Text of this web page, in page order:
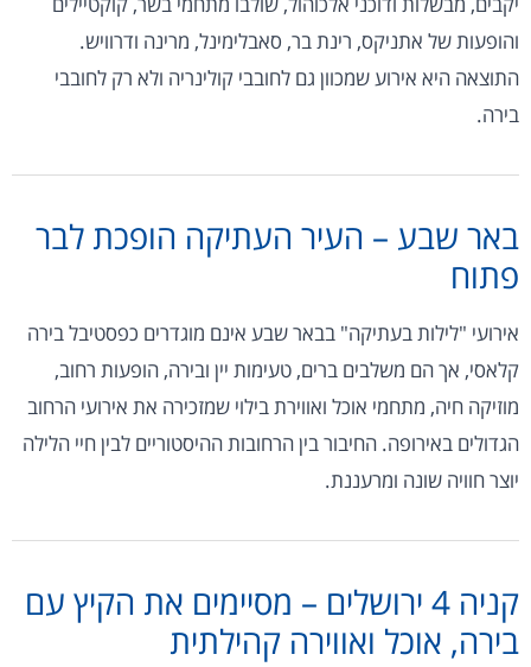
והופעות של אתניקס, רינת בר, סאבלימינל, מרינה ודרוויש.
התוצאה היא אירוע שמכוון גם לחובבי קולינריה ולא רק לחובבי
בירה.
באר שבע – העיר העתיקה הופכת לבר
פתוח
אירועי "לילות בעתיקה" בבאר שבע אינם מוגדרים כפסטיבל בירה
קלאסי, אך הם משלבים ברים, טעימות יין ובירה, הופעות רחוב,
מוזיקה חיה, מתחמי אוכל ואווירת בילוי שמזכירה את אירועי הרחוב
הגדולים באירופה. החיבור בין הרחובות ההיסטוריים לבין חיי הלילה
יוצר חוויה שונה ומרעננת.
קניה 4 ירושלים – מסיימים את הקיץ עם
בירה, אוכל ואווירה קהילתית